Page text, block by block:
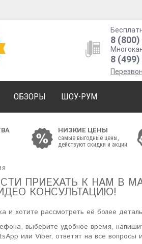
8
8
ОБЗОРЫ ШОУ-РУМ
НИЗКИЕ ЦЕНЫ
самые выгодные цены,
действуют скидки и акции
ПРИЕХАТЬ К НАМ В
КОНСУЛЬТАЦИЮ!
и хотите рассмотреть её более
выберите удобное время,
или Viber, ответят на все